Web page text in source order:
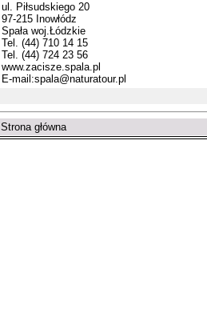
ul. Piłsudskiego 20
97-215 Inowłódz
Spała woj.Łódzkie
Tel. (44) 710 14 15
Tel. (44) 724 23 56
www.zacisze.spala.pl
E-mail:spala@naturatour.pl
Strona główna